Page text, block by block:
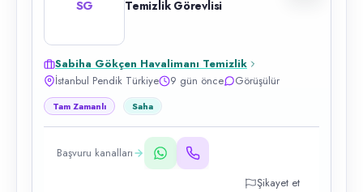
SG Temizlik Görevlisi
Sabiha Gökçen Havalimanı Temizlik
İstanbul Pendik Türkiye
9 gün önce Görüşülür
Tam Zamanlı Saha
Başvuru kanalları
Şikayet et